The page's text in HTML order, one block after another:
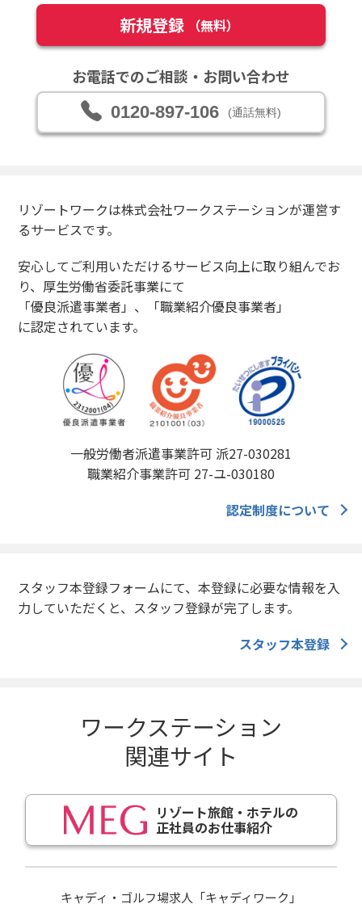
新規登録 （無料）
お電話でのご相談・お問い合わせ
0120-897-106 (通話無料)
リゾートワークは株式会社ワークステーションが運営す
るサービスです。
安心してご利用いただけるサービス向上に取り組んでお
り、厚生労働省委託事業にて
「優良派遣事業者」、「職業紹介優良事業者」
に認定されています。
一般労働者派遣事業許可 派27-030281
職業紹介事業許可 27-ユ-030180
認定制度について
スタッフ本登録フォームにて、本登録に必要な情報を入
力していただくと、スタッフ登録が完了します。
スタッフ本登録
ワークステーション
関連サイト
リゾート旅館・ホテルの
正社員のお仕事紹介
キャディ・ゴルフ場求人「キャディワーク」